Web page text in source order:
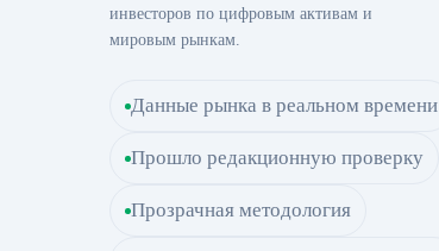
инвесторов по цифровым активам и
мировым рынкам.
Данные рынка в реальном времени
Прошло редакционную проверку
Прозрачная методология